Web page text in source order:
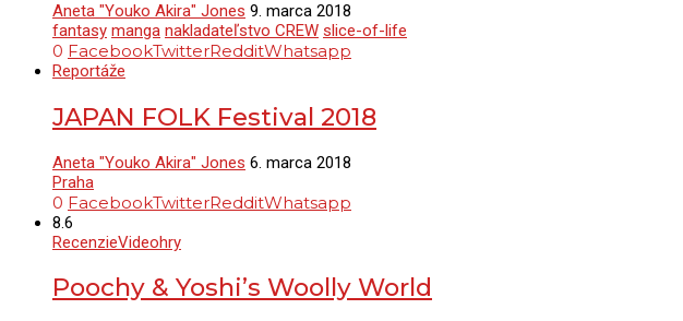
Aneta "Youko Akira" Jones 9. marca 2018
fantasy manga nakladateľstvo CREW slice-of-life
0 FacebookTwitterRedditWhatsapp
Reportáže
JAPAN FOLK Festival 2018
Aneta "Youko Akira" Jones 6. marca 2018
Praha
0 FacebookTwitterRedditWhatsapp
8.6
RecenzieVideohry
Poochy & Yoshi’s Woolly World